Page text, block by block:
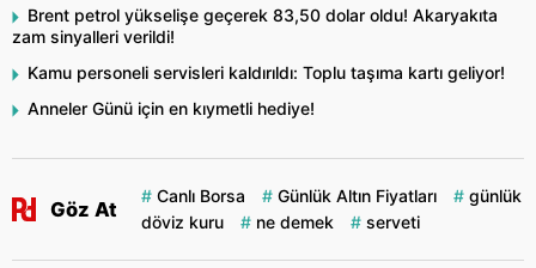
Brent petrol yükselişe geçerek 83,50 dolar oldu! Akaryakıta
zam sinyalleri verildi!
Kamu personeli servisleri kaldırıldı: Toplu taşıma kartı geliyor!
Anneler Günü için en kıymetli hediye!
Göz At
Canlı Borsa Günlük Altın Fiyatları
günlük
döviz kuru
ne demek serveti